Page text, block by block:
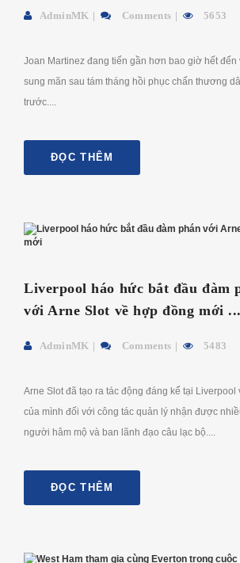
AdminMK Comments 5653
Joan Martinez đang tiến gần hơn bao giờ hết
sung mãn sau tám tháng hồi phục chấn thương
trước....
ĐỌC THÊM
Liverpool háo hức bắt đầu đàm
với Arne Slot về hợp đồng mới ...
AdminMK Comments 5483
Arne Slot đã tạo ra tác động đáng kể tại Liverpool
của mình đối với công tác quản lý nhận được
người hâm mộ và ban lãnh đạo câu lạc bộ....
ĐỌC THÊM